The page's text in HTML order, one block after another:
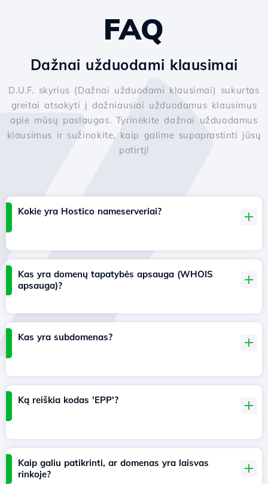
FAQ
Dažnai užduodami klausimai
D.U.F. skyrius (Dažnai užduodami klausimai) sukurtas
greitai atsakyti į dažniausiai užduodamus klausimus
apie mūsų paslaugas. Tyrinėkite dažnai užduodamus
klausimus ir sužinokite, kaip galime supaprastinti jūsų
patirtį!
Kokie yra Hostico nameserveriai?
Kas yra domenų tapatybės apsauga (WHOIS
apsauga)?
Kas yra subdomenas?
Ką reiškia kodas 'EPP'?
Kaip galiu patikrinti, ar domenas yra laisvas
rinkoje?